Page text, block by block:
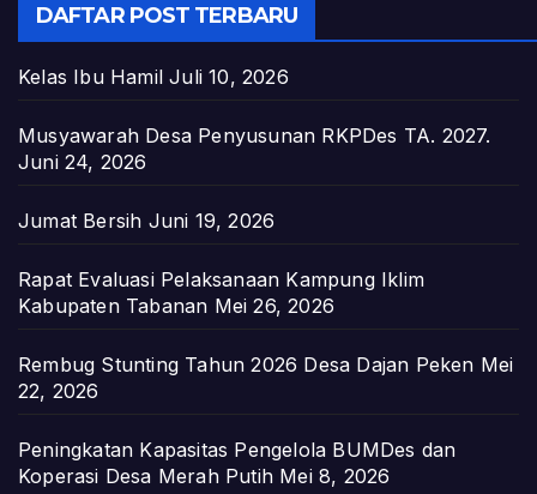
DAFTAR POST TERBARU
Kelas Ibu Hamil Juli 10, 2026
Musyawarah Desa Penyusunan RKPDes TA. 2027.
Juni 24, 2026
Jumat Bersih Juni 19, 2026
Rapat Evaluasi Pelaksanaan Kampung Iklim
Kabupaten Tabanan Mei 26, 2026
Rembug Stunting Tahun 2026 Desa Dajan Peken Mei
22, 2026
Peningkatan Kapasitas Pengelola BUMDes dan
Koperasi Desa Merah Putih Mei 8, 2026